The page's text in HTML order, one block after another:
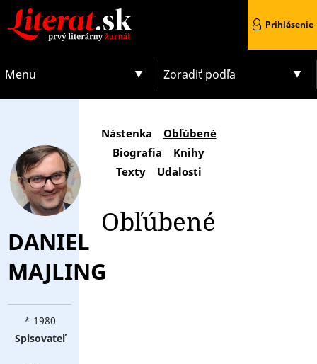
Menu Zoradiť podľa
Prihlásenie
DANIEL
MAJLING
* 1980
Spisovateľ
Nástenka
Obľúbené
Biografia
Knihy
Texty
Udalosti
Obľúbené